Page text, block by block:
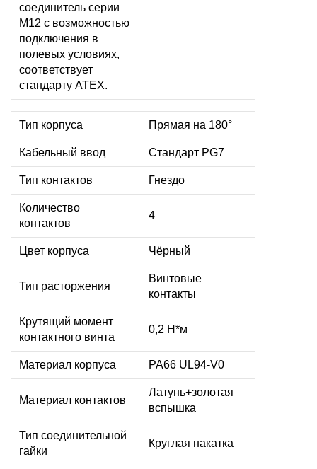
соединитель серии
M12 с возможностью
подключения в
полевых условиях,
соответствует
стандарту ATEX.
Тип корпуса Прямая на 180°
Кабельный ввод Стандарт PG7
Тип контактов Гнездо
Количество
контактов
4
Цвет корпуса Чёрный
Тип расторжения
Винтовые
контакты
Крутящий момент
контактного винта
0,2 Н*м
Материал корпуса PA66 UL94-V0
Материал контактов
Латунь+золотая
вспышка
Тип соединительной
гайки
Круглая накатка